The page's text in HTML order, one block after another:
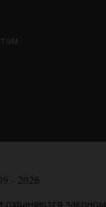
- 2026
законом.